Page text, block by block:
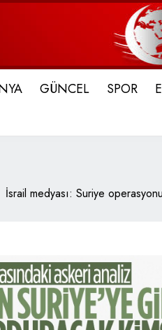
GÜNCEL SPOR
İsrail medyası: Suriye